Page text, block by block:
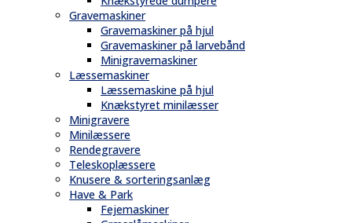
Gravemaskiner
Gravemaskiner på hjul
Gravemaskiner på larvebånd
Minigravemaskiner
Læssemaskiner
Læssemaskine på hjul
Knækstyret minilæsser
Minigravere
Minilæssere
Rendegravere
Teleskoplæssere
Knusere & sorteringsanlæg
Have & Park
Fejemaskiner